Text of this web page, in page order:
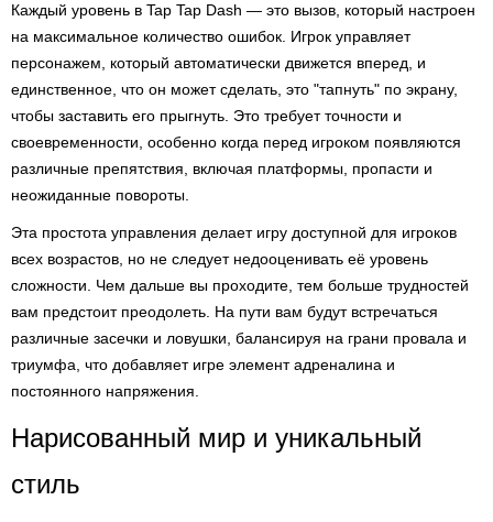
Каждый уровень в Tap Tap Dash — это вызов, который настроен
на максимальное количество ошибок. Игрок управляет
персонажем, который автоматически движется вперед, и
единственное, что он может сделать, это "тапнуть" по экрану,
чтобы заставить его прыгнуть. Это требует точности и
своевременности, особенно когда перед игроком появляются
различные препятствия, включая платформы, пропасти и
неожиданные повороты.
Эта простота управления делает игру доступной для игроков
всех возрастов, но не следует недооценивать её уровень
сложности. Чем дальше вы проходите, тем больше трудностей
вам предстоит преодолеть. На пути вам будут встречаться
различные засечки и ловушки, балансируя на грани провала и
триумфа, что добавляет игре элемент адреналина и
постоянного напряжения.
Нарисованный мир и уникальный
стиль